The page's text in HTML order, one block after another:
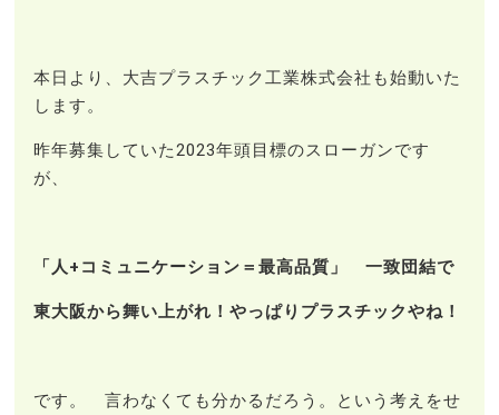
本日より、大吉プラスチック工業株式会社も始動いた
します。
昨年募集していた2023年頭目標のスローガンです
が、
「人+コミュニケーション＝最高品質」 一致団結で
東大阪から舞い上がれ！やっぱりプラスチックやね！
です。 言わなくても分かるだろう。という考えをせ